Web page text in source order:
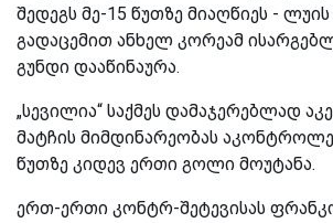
შედეგს მე-15 წუთზე მიაღწიეს -
გადაცემით ანხელ კორეამ
გუნდი დააწინაურა.
„სევილია“ საქმეს დამაჯერებლად
მატჩის მიმდინარეობას
წუთზე კიდევ ერთი გოლი მოუტანა.
ერთ-ერთი კონტრ-შეტევისას